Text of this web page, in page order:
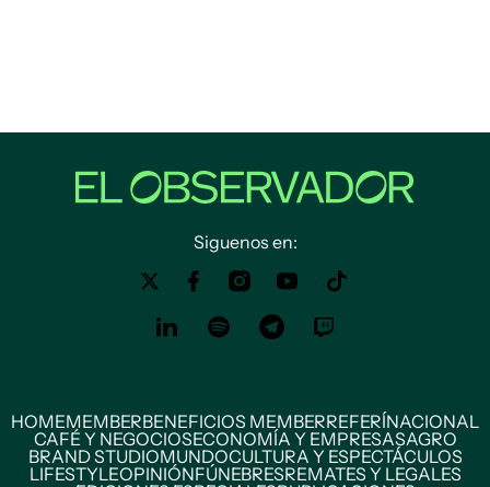
Siguenos en:
HOMEMEMBERBENEFICIOS MEMBERREFERÍNACIONAL
CAFÉ Y NEGOCIOSECONOMÍA Y EMPRESASAGRO
BRAND STUDIOMUNDOCULTURA Y ESPECTÁCULOS
LIFESTYLEOPINIÓNFÚNEBRESREMATES Y LEGALES